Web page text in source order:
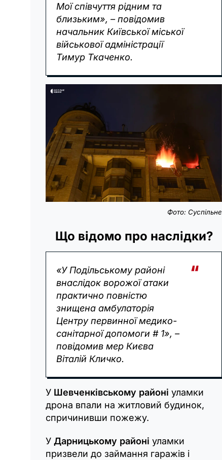
Мої співчуття рідним та
близьким», – повідомив
начальник Київської міської
військової адміністрації
Тимур Ткаченко.
Фото: Суспільне
Що відомо про наслідки?
«У Подільському районі
внаслідок ворожої атаки
практично повністю
знищена амбулаторія
Центру первинної медико-
санітарної допомоги # 1», –
повідомив мер Києва
Віталій Кличко.
У Шевченківському районі уламки
дрона впали на житловий будинок,
спричинивши пожежу.
У Дарницькому районі уламки
призвели до займання гаражів і